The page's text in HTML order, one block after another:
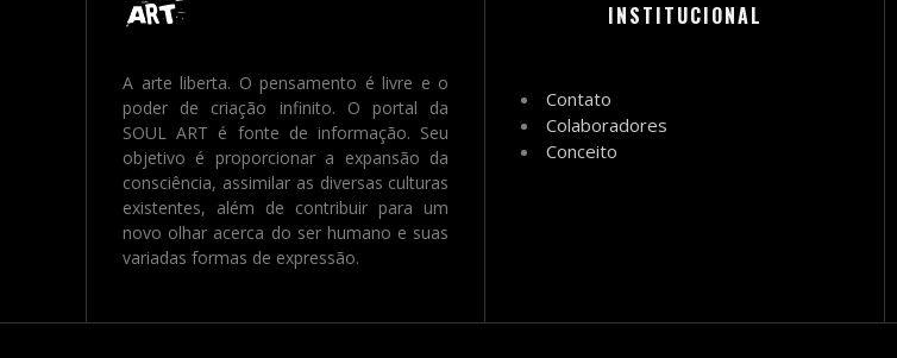
A arte liberta. O pensamento é livre e o
poder de criação infinito. O portal da
SOUL ART é fonte de informação. Seu
objetivo é proporcionar a expansão da
consciência, assimilar as diversas culturas
existentes, além de contribuir para um
novo olhar acerca do ser humano e suas
variadas formas de expressão.
INSTITUCIONAL
Contato
Colaboradores
Conceito